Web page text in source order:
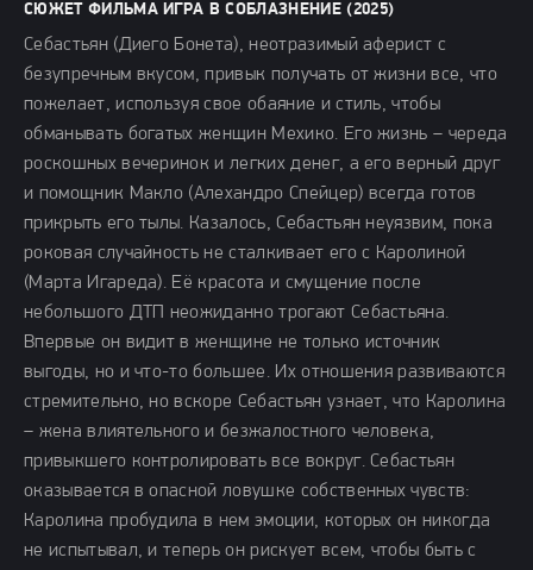
СЮЖЕТ ФИЛЬМА ИГРА В СОБЛАЗНЕНИЕ (2025)
Себастьян (Диего Бонета), неотразимый аферист с
безупречным вкусом, привык получать от жизни все, что
пожелает, используя свое обаяние и стиль, чтобы
обманывать богатых женщин Мехико. Его жизнь – череда
роскошных вечеринок и легких денег, а его верный друг
и помощник Макло (Алехандро Спейцер) всегда готов
прикрыть его тылы. Казалось, Себастьян неуязвим, пока
роковая случайность не сталкивает его с Каролиной
(Марта Игареда). Её красота и смущение после
небольшого ДТП неожиданно трогают Себастьяна.
Впервые он видит в женщине не только источник
выгоды, но и что-то большее. Их отношения развиваются
стремительно, но вскоре Себастьян узнает, что Каролина
– жена влиятельного и безжалостного человека,
привыкшего контролировать все вокруг. Себастьян
оказывается в опасной ловушке собственных чувств:
Каролина пробудила в нем эмоции, которых он никогда
не испытывал, и теперь он рискует всем, чтобы быть с